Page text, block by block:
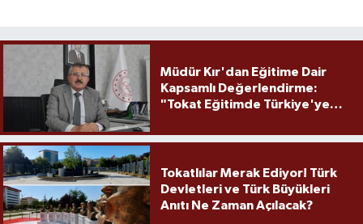
Müdür Kır'dan Eğitime Dair
Kapsamlı Değerlendirme:
"Tokat Eğitimde Türkiye'ye
Tokatlılar Merak Ediyor! Türk
Devletleri ve Türk Büyükleri
Anıtı Ne Zaman Açılacak?